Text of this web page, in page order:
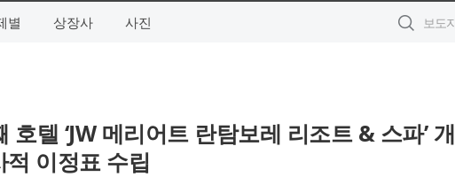
별 상장사 사진
텔 ‘JW 메리어트 란탐보레 리조트 & 스파’ 개
이정표 수립